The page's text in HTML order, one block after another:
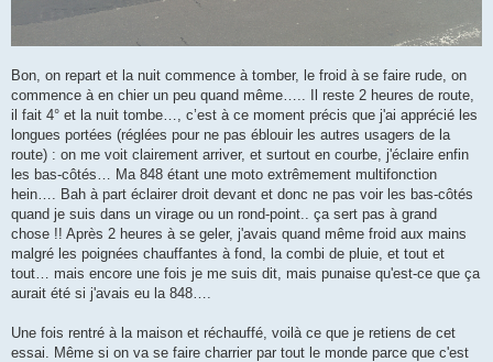
Bon, on repart et la nuit commence à tomber, le froid à se faire rude, on
commence à en chier un peu quand même….. Il reste 2 heures de route,
il fait 4° et la nuit tombe…, c’est à ce moment précis que j'ai apprécié les
longues portées (réglées pour ne pas éblouir les autres usagers de la
route) : on me voit clairement arriver, et surtout en courbe, j'éclaire enfin
les bas-côtés… Ma 848 étant une moto extrêmement multifonction
hein…. Bah à part éclairer droit devant et donc ne pas voir les bas-côtés
quand je suis dans un virage ou un rond-point.. ça sert pas à grand
chose !! Après 2 heures à se geler, j'avais quand même froid aux mains
malgré les poignées chauffantes à fond, la combi de pluie, et tout et
tout… mais encore une fois je me suis dit, mais punaise qu'est-ce que ça
aurait été si j'avais eu la 848….
Une fois rentré à la maison et réchauffé, voilà ce que je retiens de cet
essai. Même si on va se faire charrier par tout le monde parce que c'est